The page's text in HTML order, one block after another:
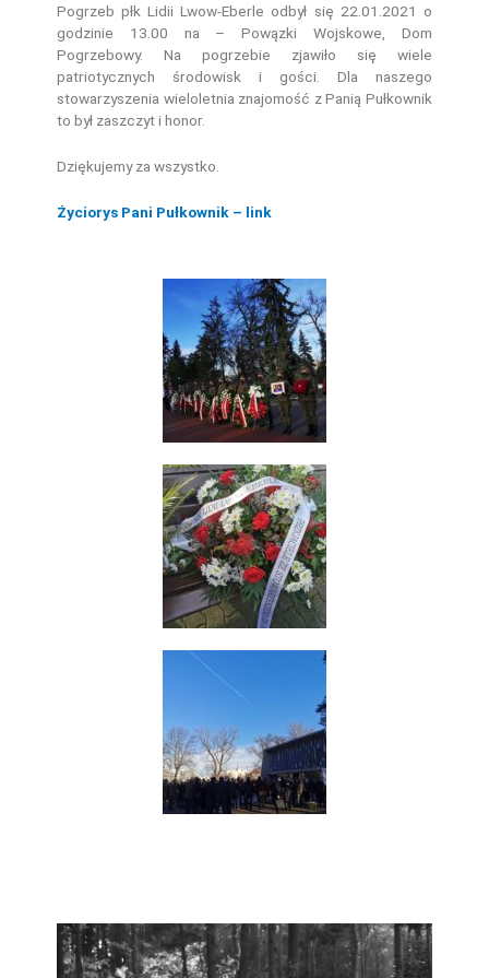
Pogrzeb płk Lidii Lwow-Eberle odbył się 22.01.2021 o
godzinie 13.00 na – Powązki Wojskowe, Dom
Pogrzebowy. Na pogrzebie zjawiło się wiele
patriotycznych środowisk i gości. Dla naszego
stowarzyszenia wieloletnia znajomość z Panią Pułkownik
to był zaszczyt i honor.
Dziękujemy za wszystko.
Życiorys Pani Pułkownik – link